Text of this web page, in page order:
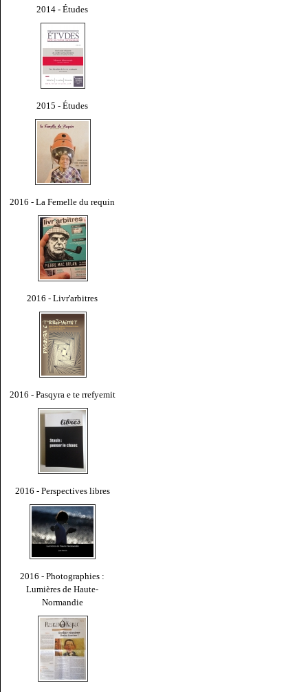
2014 - Études
2015 - Études
2016 - La Femelle du requin
2016 - Livr'arbitres
2016 - Pasqyra e te rrefyemit
2016 - Perspectives libres
2016 - Photographies :
Lumières de Haute-
Normandie